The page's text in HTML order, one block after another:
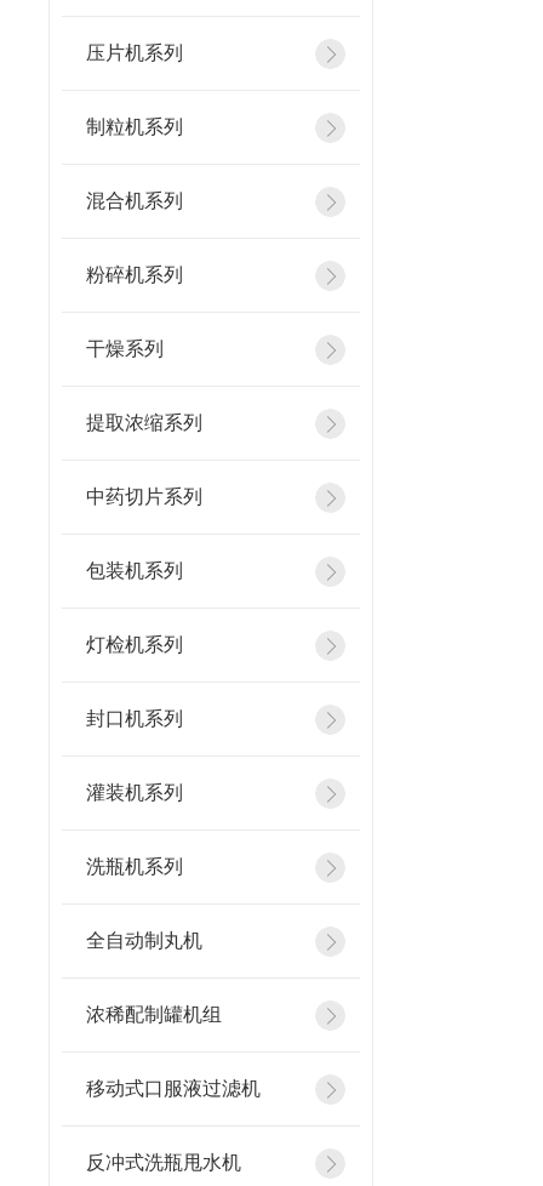
压片机系列
制粒机系列
混合机系列
粉碎机系列
干燥系列
提取浓缩系列
中药切片系列
包装机系列
灯检机系列
封口机系列
灌装机系列
洗瓶机系列
全自动制丸机
浓稀配制罐机组
移动式口服液过滤机
反冲式洗瓶甩水机